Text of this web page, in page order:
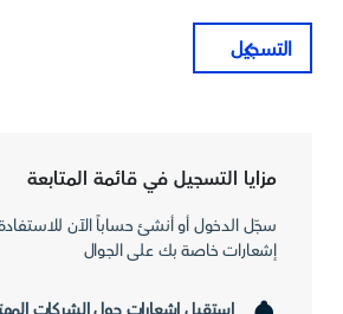
التسجيل
مزايا التسجيل في قائمة المتابعة
سجّل الدخول أو أنشئ حساباً الآن
إشعارات خاصة بك على الجوال